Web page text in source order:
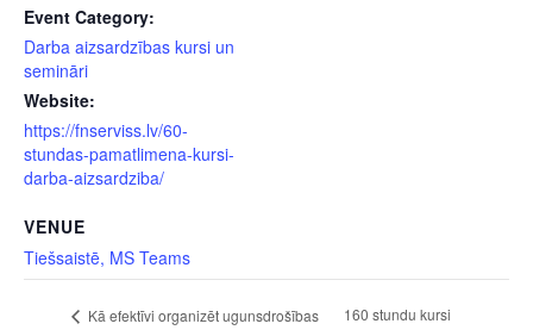
Event Category:
Darba aizsardzības kursi un
semināri
Website:
https://fnserviss.lv/60-
stundas-pamatlimena-kursi-
darba-aizsardziba/
VENUE
Tiešsaistē, MS Teams
Kā efektīvi organizēt ugunsdrošības
160 stundu kursi